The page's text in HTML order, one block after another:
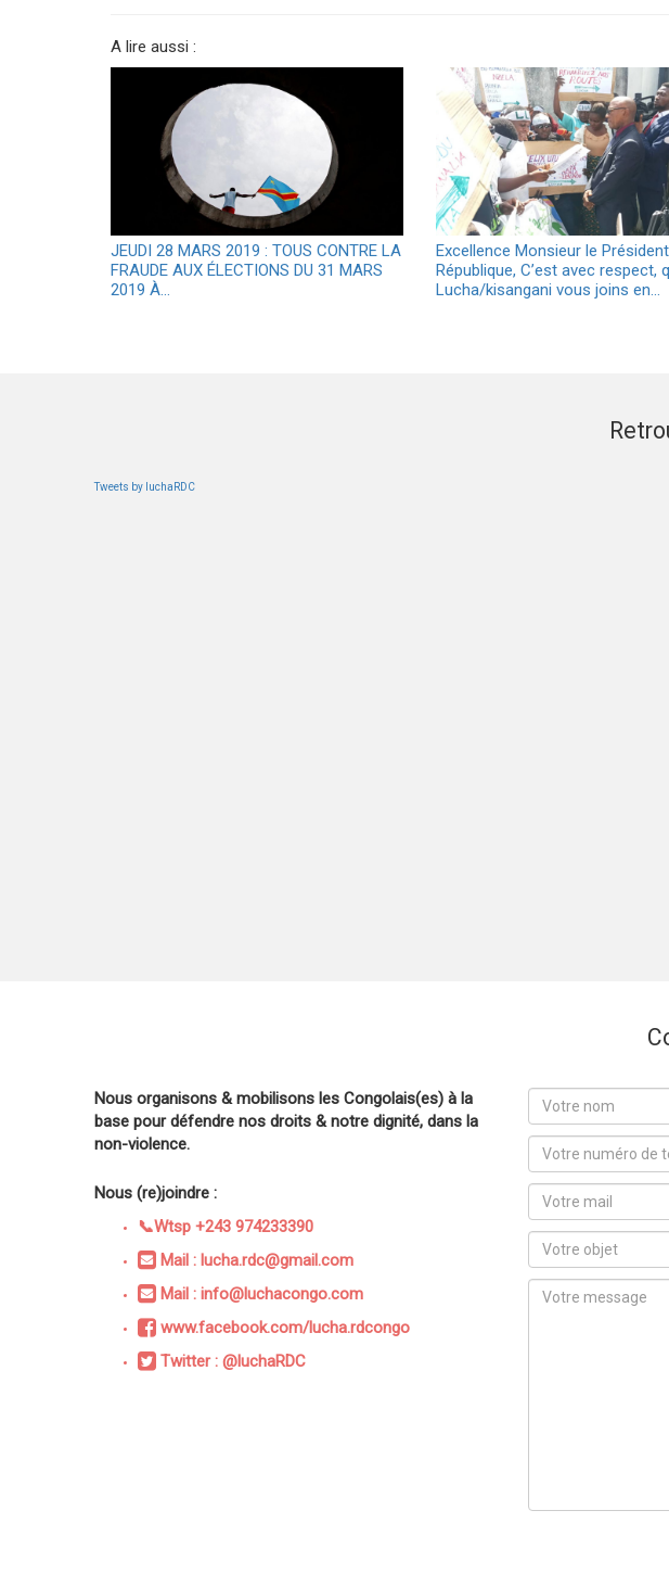
A lire aussi :
JEUDI 28 MARS 2019 : TOUS CONTRE LA
FRAUDE AUX ÉLECTIONS DU 31 MARS
2019 À…
Excellence Monsieur le
République, C’est avec respect,
Lucha/kisangani vous joins en…
Tweets by luchaRDC
Nous organisons & mobilisons les Congolais(es) à la
base pour défendre nos droits & notre dignité, dans la
non-violence.
Nous (re)joindre :
📞Wtsp +243 974233390
Mail : lucha.rdc@gmail.com
Mail : info@luchacongo.com
www.facebook.com/lucha.rdcongo
Twitter : @luchaRDC